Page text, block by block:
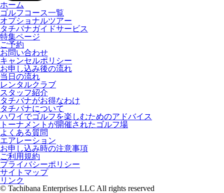
ホーム
ゴルフコース一覧
オプショナルツアー
タチバナガイドサービス
特集ページ
ご予約
お問い合わせ
キャンセルポリシー
お申し込み後の流れ
当日の流れ
レンタルクラブ
スタッフ紹介
タチバナがお得なわけ
タチバナについて
ハワイでゴルフを楽しむためのアドバイス
トーナメントが開催されたゴルフ場
よくある質問
エアレーション
お申し込み時の注意事項
ご利用規約
プライバシーポリシー
サイトマップ
リンク
©︎ Tachibana Enterprises LLC All rights reserved